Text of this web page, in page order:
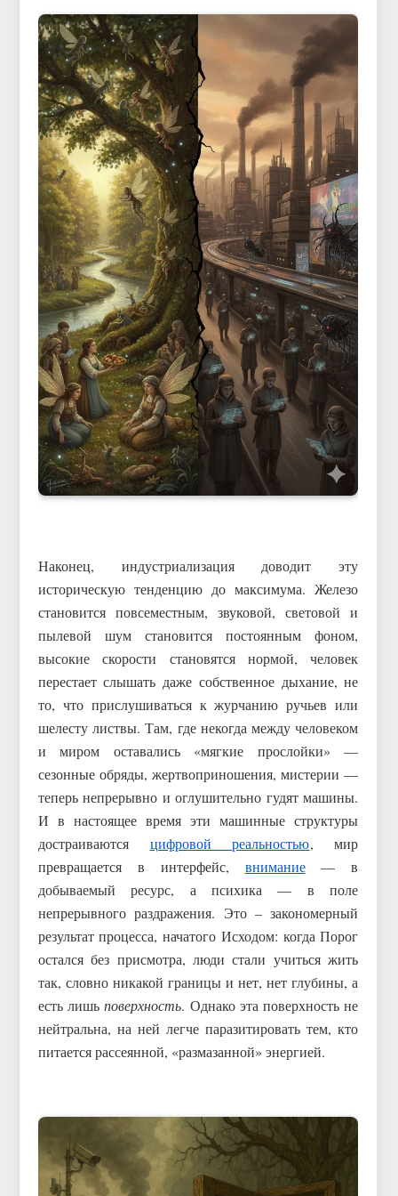
Наконец, индустриализация доводит эту
историческую тенденцию до максимума. Железо
становится повсеместным, звуковой, световой и
пылевой шум становится постоянным фоном,
высокие скорости становятся нормой, человек
перестает слышать даже собственное дыхание, не
то, что прислушиваться к журчанию ручьев или
шелесту листвы. Там, где некогда между человеком
и миром оставались «мягкие прослойки» —
сезонные обряды, жертвоприношения, мистерии —
теперь непрерывно и оглушительно гудят машины.
И в настоящее время эти машинные структуры
достраиваются цифровой реальностью, мир
превращается в интерфейс, внимание— в
добываемый ресурс, а психика — в поле
непрерывного раздражения. Это – закономерный
результат процесса, начатого Исходом: когда Порог
остался без присмотра, люди стали учиться жить
так, словно никакой границы и нет, нет глубины, а
есть лишьповерхность. Однако эта поверхность не
нейтральна, на ней легче паразитировать тем, кто
питается рассеянной, «размазанной» энергией.